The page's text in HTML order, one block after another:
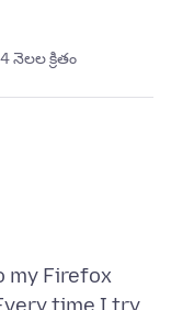
నెలల క్రితం
my Firefox